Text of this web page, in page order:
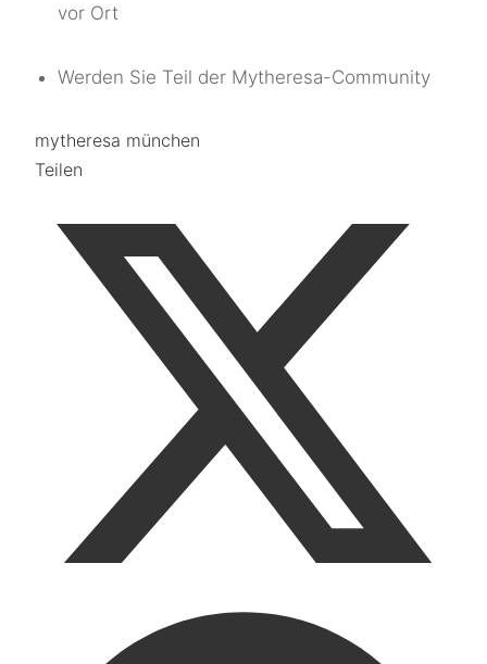
vor Ort
Werden Sie Teil der Mytheresa-Community
mytheresa münchen
Teilen